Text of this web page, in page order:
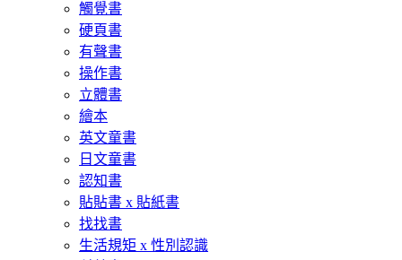
觸覺書
硬頁書
有聲書
操作書
立體書
繪本
英文童書
日文童書
認知書
貼貼書 x 貼紙書
找找書
生活規矩 x 性別認識